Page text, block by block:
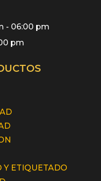
- 06:00 pm
pm
Y ETIQUETADO